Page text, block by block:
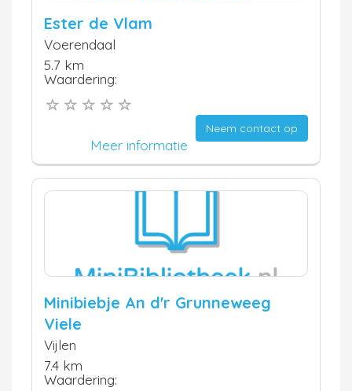
Ester de Vlam
Voerendaal
5.7 km
Waardering:
Neem contact op
Meer informatie
Minibiebje An d'r Grunneweeg
Viele
Vijlen
7.4 km
Waardering: